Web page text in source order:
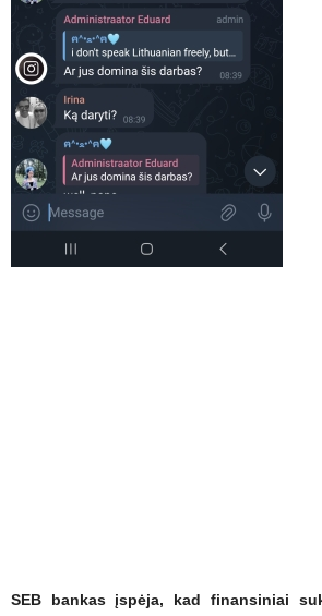
SEB bankas įspėja, kad finansiniai